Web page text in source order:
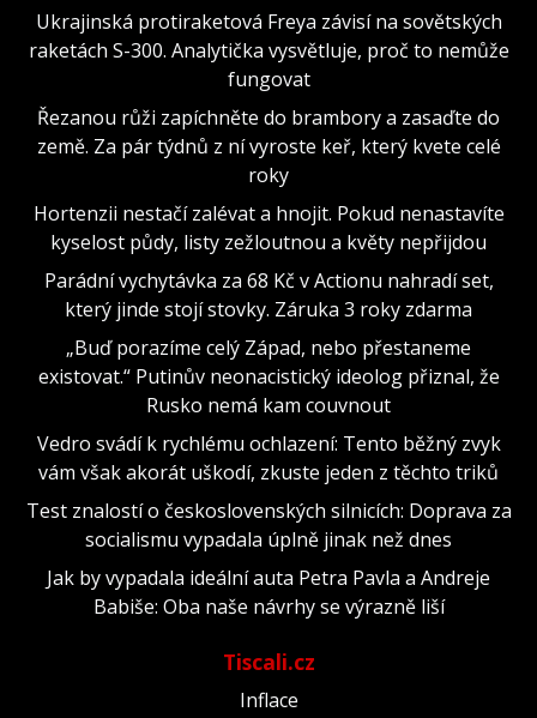
Ukrajinská protiraketová Freya závisí na sovětských
raketách S-300. Analytička vysvětluje, proč to nemůže
fungovat
Řezanou růži zapíchněte do brambory a zasaďte do
země. Za pár týdnů z ní vyroste keř, který kvete celé
roky
Hortenzii nestačí zalévat a hnojit. Pokud nenastavíte
kyselost půdy, listy zežloutnou a květy nepřijdou
Parádní vychytávka za 68 Kč v Actionu nahradí set,
který jinde stojí stovky. Záruka 3 roky zdarma
„Buď porazíme celý Západ, nebo přestaneme
existovat.“ Putinův neonacistický ideolog přiznal, že
Rusko nemá kam couvnout
Vedro svádí k rychlému ochlazení: Tento běžný zvyk
vám však akorát uškodí, zkuste jeden z těchto triků
Test znalostí o československých silnicích: Doprava za
socialismu vypadala úplně jinak než dnes
Jak by vypadala ideální auta Petra Pavla a Andreje
Babiše: Oba naše návrhy se výrazně liší
Tiscali.cz
Inflace